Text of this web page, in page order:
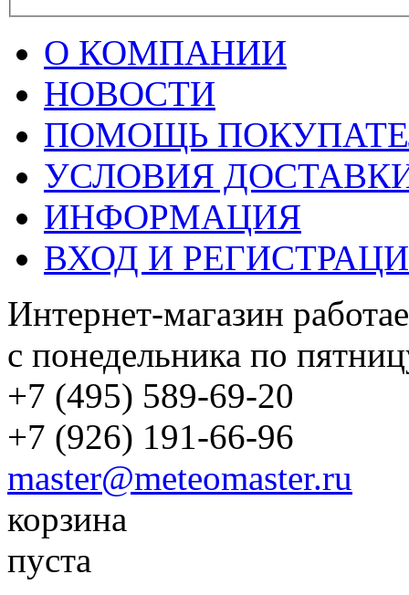
О КОМПАНИИ
НОВОСТИ
ПОМОЩЬ
УСЛОВИЯ
ИНФОРМАЦИЯ
ВХОД И
Интернет-магазин
с понедельника по
+7 (495) 589-69-20
+7 (926) 191-66-96
master@meteomaster.ru
корзина
пуста